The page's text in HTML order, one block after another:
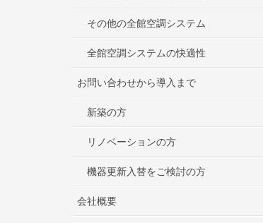
その他の全館空調システム
全館空調システムの快適性
お問い合わせから導入まで
新築の方
リノベーションの方
機器更新入替をご検討の方
会社概要